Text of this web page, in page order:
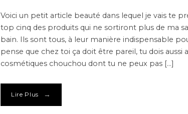
Voici un petit article beauté dans lequel je vais te
top cinq des produits qui ne sortiront plus de ma
bain. Ils sont tous, à leur manière indispensable
pense que chez toi ça doit être pareil, tu dois aussi
cosmétiques chouchou dont tu ne peux pas […]
Lire Plus →